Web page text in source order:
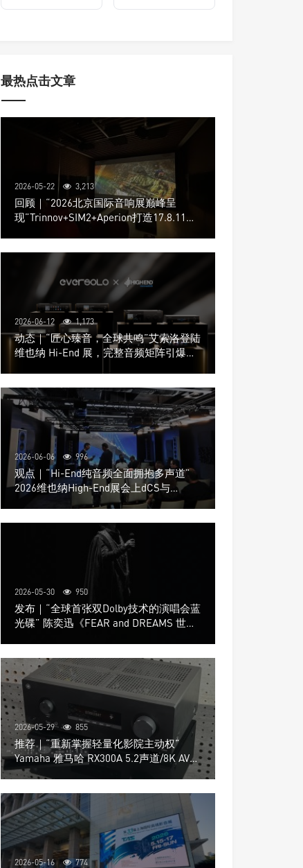
最热点击文章
2026-05-22 3,213
回顾｜“2026北京国际音响展巅峰呈
现”Trinnov+SIM2+Aperion打造17.8.11声
2026-06-12 1,173
动态｜“匠心臻音，全球共鸣”艾索洛登陆
维也纳 Hi-End 展，完整音频矩阵引爆关
2026-06-06 996
观点｜“Hi-End纯音频全面拥抱多声道”
2026维也纳High-End展会上dCS与
Trinnov Audio搭建多声道演示系统
2026-05-30 950
发布｜“全球首张双Dolby技术的演唱会蓝
光碟” 陈奕迅《FEAR and DREAMS 世界
2026-05-29 855
推荐｜“重新掌握轻量化影院主动权”
Yamaha 雅马哈 RX300A 5.2声道/8K AV放
大器
2026-05-16 774